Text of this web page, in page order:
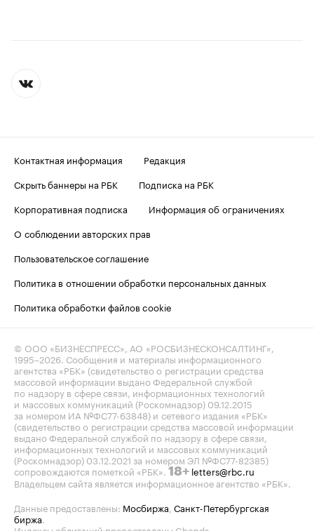
Контактная информация
Редакция
Скрыть баннеры на РБК
Подписка на РБК
Корпоративная подписка
Информация об ограничениях
О соблюдении авторских прав
Пользовательское соглашение
Политика в отношении обработки персональных данных
Политика обработки файлов cookie
© ООО «БИЗНЕСПРЕСС», АО «РОСБИЗНЕСКОНСАЛТИНГ»,
1995–2026. Сообщения и материалы информационного
агентства «РБК» (свидетельство о регистрации средства
массовой информации выдано Федеральной службой
по надзору в сфере связи, информационных технологий
и массовых коммуникаций (Роскомнадзор) 09.12.2015
за номером ИА №ФС77-63848) и сетевого издания «РБК»
(свидетельство о регистрации средства массовой информации
выдано Федеральной службой по надзору в сфере связи,
информационных технологий и массовых коммуникаций
(Роскомнадзор) 03.12.2021 за номером ЭЛ №ФС77-82385)
сопровождаются пометкой «РБК». 18+ letters@rbc.ru
Владельцем сайта является информационное агентство «РБК».
Данные предоставлены: Мосбиржа, Санкт-Петербургская
биржа.